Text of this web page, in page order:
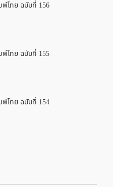
พ์ไทย ฉบับที่ 156
พ์ไทย ฉบับที่ 155
พ์ไทย ฉบับที่ 154